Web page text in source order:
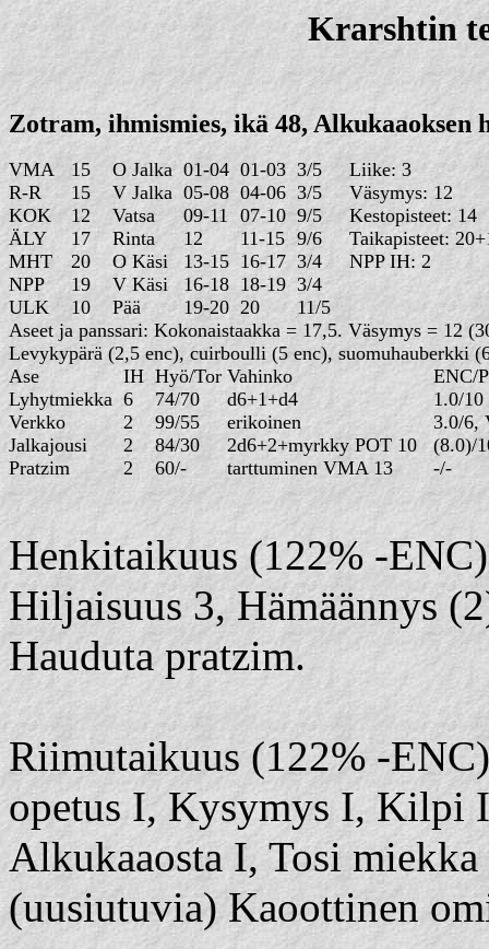
Krarshtin
Zotram, ihmismies, ikä 48,
VMA
R-R
KOK
ÄLY
MHT
NPP
ULK
15
15
12
17
20
19
10
O Jalka
V Jalka
Vatsa
Rinta
O Käsi
V Käsi
Pää
01-04
05-08
09-11
12
13-15
16-18
19-20
01-03
04-06
07-10
11-15
16-17
18-19
20
3/5
3/5
9/5
9/6
3/4
3/4
11/5
Liike: 3
Väsymys: 12
Taikapisteet:
NPP IH: 2
Aseet ja panssari: Kokonaistaakka = 17,5. Väsymys = 12
Levykypärä (2,5 enc), cuirboulli (5 enc), suomuhauberkki
Ase
Lyhytmiekka
Verkko
Jalkajousi
Pratzim
IH
6
2
2
2
Hyö/Tor
74/70
99/55
84/30
60/-
Vahinko
d6+1+d4
erikoinen
2d6+2+myrkky POT 10
tarttuminen VMA 13
ENC/
1.0/10
3.0/6,
(8.0)/
-/-
Henkitaikuus (122% -
Hiljaisuus 3, Hämäännys
Hauduta pratzim.
Riimutaikuus (122% -
opetus I, Kysymys I, Kilpi
Alkukaaosta I, Tosi
(uusiutuvia) Kaoottinen